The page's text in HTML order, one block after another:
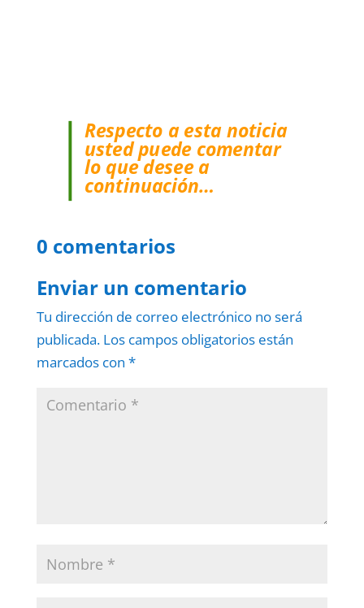
Respecto a esta noticia
usted puede comentar
lo que desee a
continuación…
0 comentarios
Enviar un comentario
Tu dirección de correo electrónico no será
publicada. Los campos obligatorios están
marcados con *